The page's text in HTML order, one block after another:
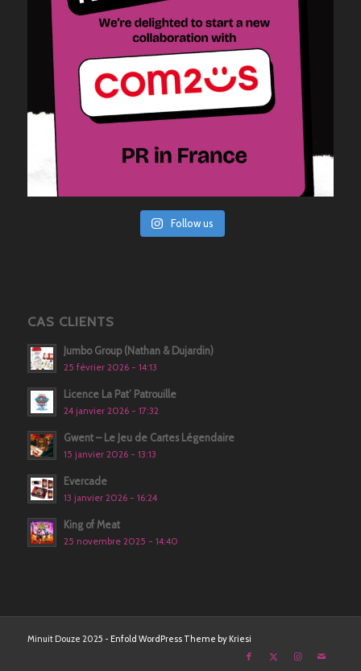
Follow us
CAS CLIENTS
Jumbo Group (Nathan & Dujardin)
25 février 2026 - 14:13
Licence La Pat’ Patrouille
24 janvier 2026 - 17:32
Gwent – Le Jeu de Cartes Légendaire
15 janvier 2026 - 13:13
Evercade
13 janvier 2026 - 16:24
King of Meat
25 novembre 2025 - 14:40
Minuit Douze 2025 - Enfold WordPress Theme by Kriesi